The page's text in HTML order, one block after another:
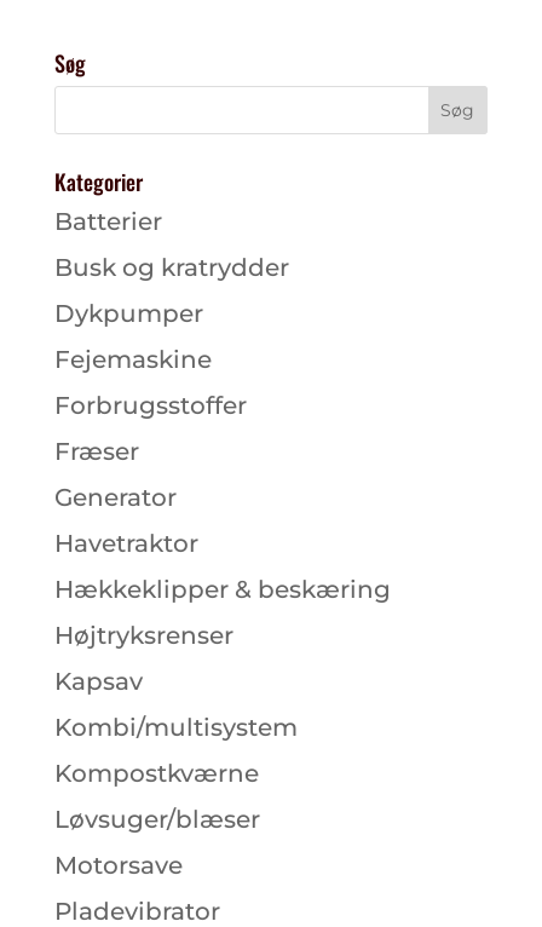
Søg
Kategorier
Batterier
Busk og kratrydder
Dykpumper
Fejemaskine
Forbrugsstoffer
Fræser
Generator
Havetraktor
Hækkeklipper & beskæring
Højtryksrenser
Kapsav
Kombi/multisystem
Kompostkværne
Løvsuger/blæser
Motorsave
Pladevibrator